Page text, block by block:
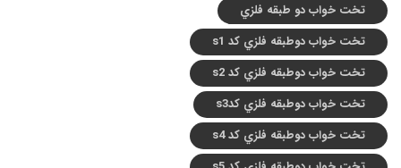
تخت خواب دو طبقه فلزي
تخت خواب دوطبقه فلزي کد s1
تخت خواب دوطبقه فلزي کد s2
تخت خواب دوطبقه فلزي کدs3
تخت خواب دوطبقه فلزي کد s4